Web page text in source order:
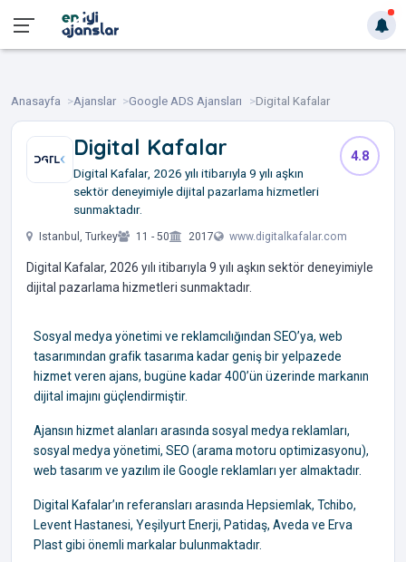
Anasayfa Ajanslar Google ADS Ajansları Digital Kafalar
Digital Kafalar
Digital Kafalar, 2026 yılı itibarıyla 9 yılı aşkın
sektör deneyimiyle dijital pazarlama hizmetleri
sunmaktadır.
4.8
Istanbul, Turkey 11 - 50 2017 www.digitalkafalar.com
Digital Kafalar, 2026 yılı itibarıyla 9 yılı aşkın sektör deneyimiyle
dijital pazarlama hizmetleri sunmaktadır.
Sosyal medya yönetimi ve reklamcılığından SEO’ya, web
tasarımından grafik tasarıma kadar geniş bir yelpazede
hizmet veren ajans, bugüne kadar 400’ün üzerinde markanın
dijital imajını güçlendirmiştir.
Ajansın hizmet alanları arasında sosyal medya reklamları,
sosyal medya yönetimi, SEO (arama motoru optimizasyonu),
web tasarım ve yazılım ile Google reklamları yer almaktadır.
Digital Kafalar’ın referansları arasında Hepsiemlak, Tchibo,
Levent Hastanesi, Yeşilyurt Enerji, Patidaş, Aveda ve Erva
Plast gibi önemli markalar bulunmaktadır.